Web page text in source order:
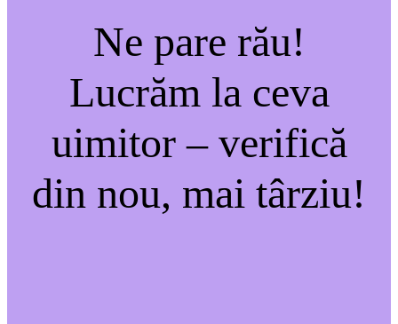
Ne pare rău!
Lucrăm la ceva
uimitor – verifică
din nou, mai târziu!